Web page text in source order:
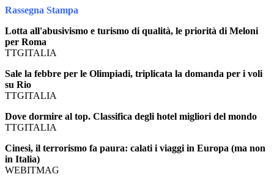
Rassegna Stampa
Lotta all'abusivismo e turismo di qualità, le priorità di Meloni
per Roma
TTGITALIA
Sale la febbre per le Olimpiadi, triplicata la domanda per i voli
su Rio
TTGITALIA
Dove dormire al top. Classifica degli hotel migliori del mondo
TTGITALIA
Cinesi, il terrorismo fa paura: calati i viaggi in Europa (ma non
in Italia)
WEBITMAG